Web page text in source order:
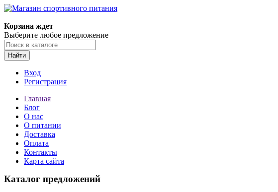
Корзина ждет
Выберите любое предложение
Найти
Вход
Регистрация
Главная
Блог
О нас
О питании
Доставка
Оплата
Контакты
Карта сайта
Каталог предложений